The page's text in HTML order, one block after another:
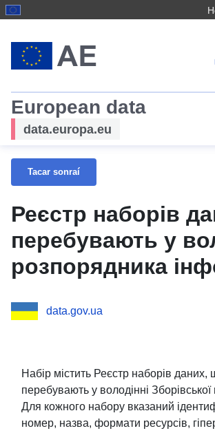
European data
data.europa.eu
Tacar sonraí
Реєстр наборів
перебувають у
розпорядника
data.gov.ua
Набір містить Реєстр наборів даних,
перебувають у володінні Зборівської
Для кожного набору вказаний
номер, назва, формати ресурсів,